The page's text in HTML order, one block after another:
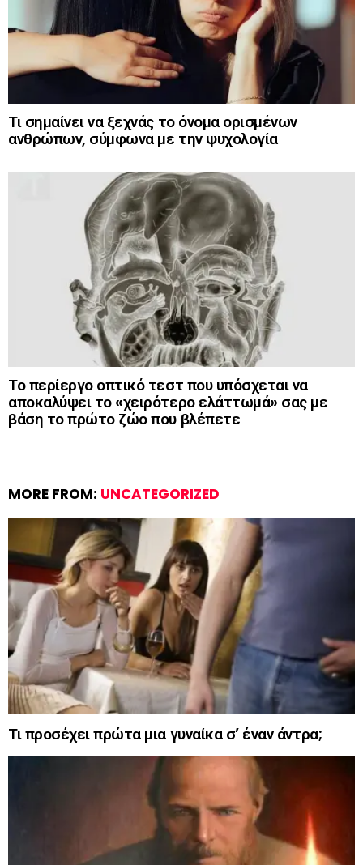
Τι σημαίνει να ξεχνάς το όνομα ορισμένων
ανθρώπων, σύμφωνα με την ψυχολογία
Το περίεργο οπτικό τεστ που υπόσχεται να
αποκαλύψει το «χειρότερο ελάττωμά» σας με
βάση το πρώτο ζώο που βλέπετε
MORE FROM: UNCATEGORIZED
Τι προσέχει πρώτα μια γυναίκα σ’ έναν άντρα;